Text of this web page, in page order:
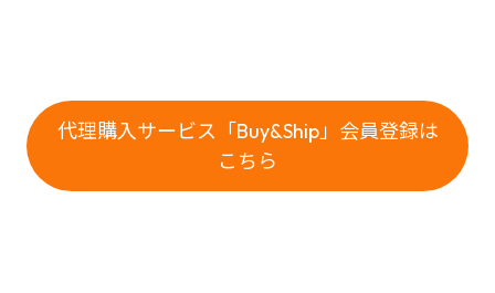
代理購入サービス「Buy&Ship」会員登録は
こちら